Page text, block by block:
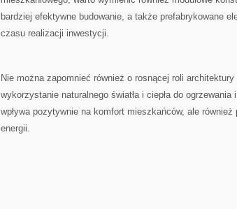
bardziej efektywne budowanie, a także prefabrykowane
czasu realizacji inwestycji.
Nie można zapomnieć również o rosnącej roli
wykorzystanie naturalnego światła i ciepła do
wpływa pozytywnie ⁢na komfort ‍mieszkańców, ale
energii.